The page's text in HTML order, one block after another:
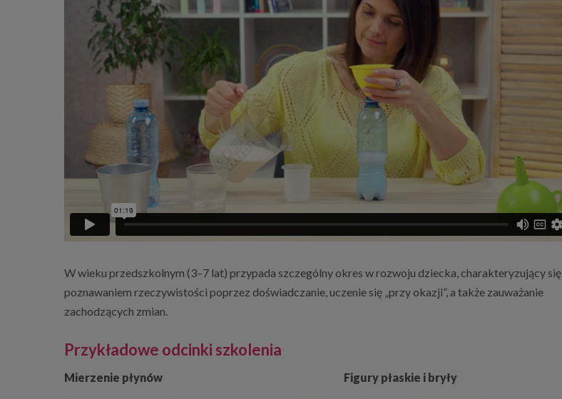
W wieku przedszkolnym (3–7 lat) przypada szczególny okres w rozwoju dziecka, charakteryzujący się
poznawaniem rzeczywistości poprzez doświadczanie, uczenie się „przy okazji”, a także zauważanie
zachodzących zmian.
Przykładowe odcinki szkolenia
Mierzenie płynów
Figury płaskie i bryły